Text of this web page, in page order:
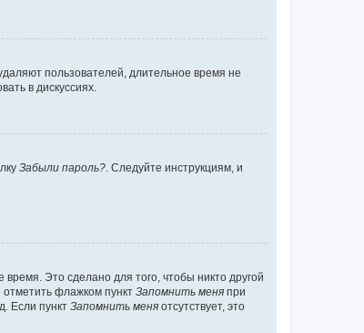
пользователей, длительное время не
в дискуссиях.
Забыли пароль? . Следуйте инструкциям, и
Это сделано для того, чтобы никто другой
флажком пункт Запомнить меня при
Если пункт Запомнить меня отсутствует, это